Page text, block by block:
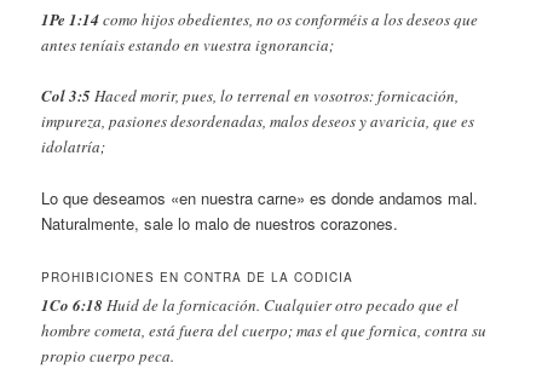
1Pe 1:14como hijos obedientes, no os conforméis a los deseos que
antes teníais estando en vuestra ignorancia;
Col 3:5Haced morir, pues, lo terrenal en vosotros: fornicación,
impureza, pasiones desordenadas, malos deseos y avaricia, que es
idolatría;
Lo que deseamos «en nuestra carne» es donde andamos mal.
Naturalmente, sale lo malo de nuestros corazones.
PROHIBICIONES EN CONTRA DE LA CODICIA
1Co 6:18 Huid de la fornicación. Cualquier otro pecado que el
hombre cometa, está fuera del cuerpo; mas el que fornica, contra su
propio cuerpo peca.